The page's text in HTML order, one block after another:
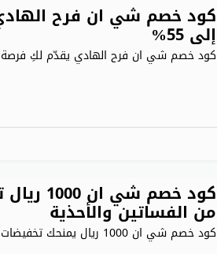
كود خصم شي ان فرح
إلى 55%
كود خصم شي ان فرح الهادي يقدّم لكِ
كود
من الفساتين والأحذية
كود خصم شي ان 1000 ريال يمنحك تخفيضات ضخمة عند